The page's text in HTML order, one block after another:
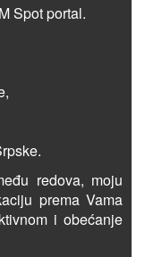
Spot portal.
redova, moju
prema Vama
i obećanje